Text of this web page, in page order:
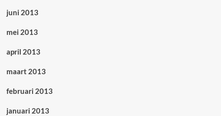
juni 2013
mei 2013
april 2013
maart 2013
februari 2013
januari 2013